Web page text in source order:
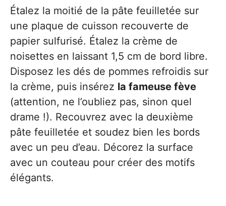
Étalez la moitié de la pâte feuilletée sur
une plaque de cuisson recouverte de
papier sulfurisé. Étalez la crème de
noisettes en laissant 1,5 cm de bord libre.
Disposez les dés de pommes refroidis sur
la crème, puis insérez la fameuse fève
(attention, ne l’oubliez pas, sinon quel
drame !). Recouvrez avec la deuxième
pâte feuilletée et soudez bien les bords
avec un peu d’eau. Décorez la surface
avec un couteau pour créer des motifs
élégants.